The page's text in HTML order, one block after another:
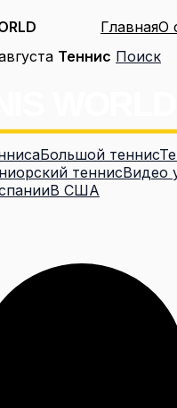
ГлавнаяО
Теннис Поиск
Большой теннис
теннисВидео
В США